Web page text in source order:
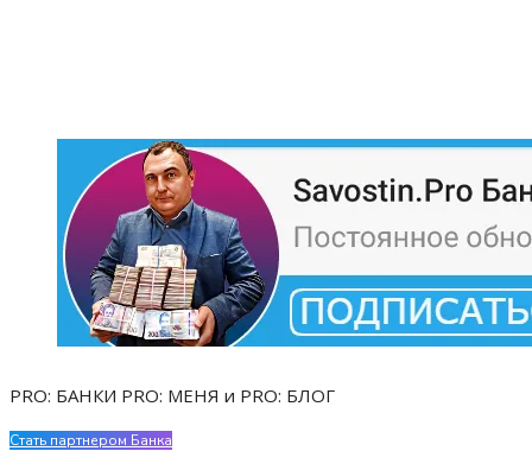
PRO: БАНКИ PRO: МЕНЯ и PRO: БЛОГ
Стать партнером Банка